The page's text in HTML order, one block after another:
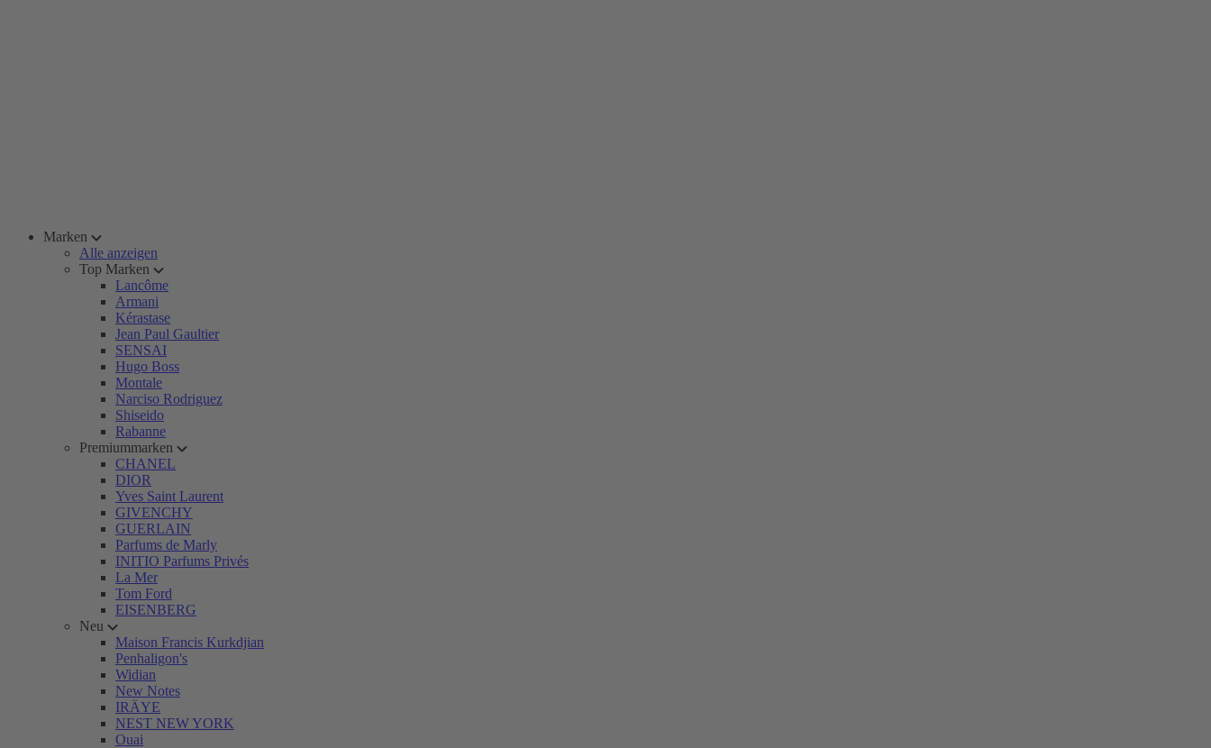
Marken
Alle anzeigen
Top Marken
Lancôme
Armani
Kérastase
Jean Paul Gaultier
SENSAI
Hugo Boss
Montale
Narciso Rodriguez
Shiseido
Rabanne
Premiummarken
CHANEL
DIOR
Yves Saint Laurent
GIVENCHY
GUERLAIN
Parfums de Marly
INITIO Parfums Privés
La Mer
Tom Ford
EISENBERG
Neu
Maison Francis Kurkdjian
Penhaligon's
Widian
New Notes
IRÄYE
NEST NEW YORK
Ouai